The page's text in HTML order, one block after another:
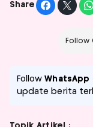
Share
Follow
FollowWhatsApp
update berita